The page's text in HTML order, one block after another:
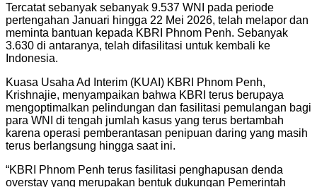
Tercatat sebanyak sebanyak 9.537 WNI pada periode
pertengahan Januari hingga 22 Mei 2026, telah melapor dan
meminta bantuan kepada KBRI Phnom Penh. Sebanyak
3.630 di antaranya, telah difasilitasi untuk kembali ke
Indonesia.
Kuasa Usaha Ad Interim (KUAI) KBRI Phnom Penh,
Krishnajie, menyampaikan bahwa KBRI terus berupaya
mengoptimalkan pelindungan dan fasilitasi pemulangan bagi
para WNI di tengah jumlah kasus yang terus bertambah
karena operasi pemberantasan penipuan daring yang masih
terus berlangsung hingga saat ini.
“KBRI Phnom Penh terus fasilitasi penghapusan denda
overstay yang merupakan bentuk dukungan Pemerintah